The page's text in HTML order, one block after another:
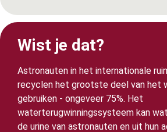
Wist je dat?
Astronauten in het internationale
recyclen het grootste deel van het
gebruiken - ongeveer 75%. Het
waterterugwinningssysteem kan
de urine van astronauten en uit hun